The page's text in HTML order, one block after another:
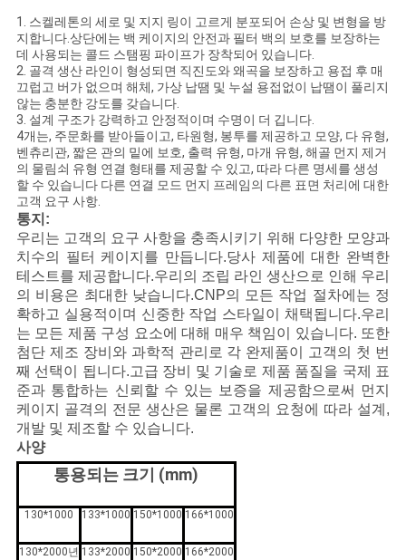
1. 스켈레톤의 세로 및 지지 링이 고르게 분포되어 손상 및 변형을 방
지합니다.상단에는 백 케이지의 안전과 필터 백의 보호를 보장하는
데 사용되는 콜드 스탬핑 파이프가 장착되어 있습니다.
2. 골격 생산 라인이 형성되면 직진도와 왜곡을 보장하고 용접 후 매
끄럽고 버가 없으며 해체, 가상 납땜 및 누설 용접없이 납땜이 풀리지
않는 충분한 강도를 갖습니다.
3. 설계 구조가 강력하고 안정적이며 수명이 더 깁니다.
4개는, 주문화를 받아들이고, 타원형, 봉투를 제공하고 모양, 다 유형,
벤츄리관, 짧은 관의 밑에 보호, 출력 유형, 마개 유형, 해골 먼지 제거
의 물림쇠 유형 연결 형태를 제공할 수 있고, 따라 다른 명세를 생성
할 수 있습니다 다른 연결 모드 먼지 프레임의 다른 표면 처리에 대한
고객 요구 사항.
통지:
우리는 고객의 요구 사항을 충족시키기 위해 다양한 모양과
치수의 필터 케이지를 만듭니다.당사 제품에 대한 완벽한
테스트를 제공합니다.우리의 조립 라인 생산으로 인해 우리
의 비용은 최대한 낮습니다.CNP의 모든 작업 절차에는 정
확하고 실용적이며 신중한 작업 스타일이 채택됩니다.우리
는 모든 제품 구성 요소에 대해 매우 책임이 있습니다. 또한
첨단 제조 장비와 과학적 관리로 각 완제품이 고객의 첫 번
째 선택이 됩니다.고급 장비 및 기술로 제품 품질을 국제 표
준과 통합하는 신뢰할 수 있는 보증을 제공함으로써 먼지
케이지 골격의 전문 생산은 물론 고객의 요청에 따라 설계,
개발 및 제조할 수 있습니다.
사양
통용되는 크기 (mm)
130*1000 133*1000 150*1000 166*1000
130*2000년 133*2000 150*2000 166*2000